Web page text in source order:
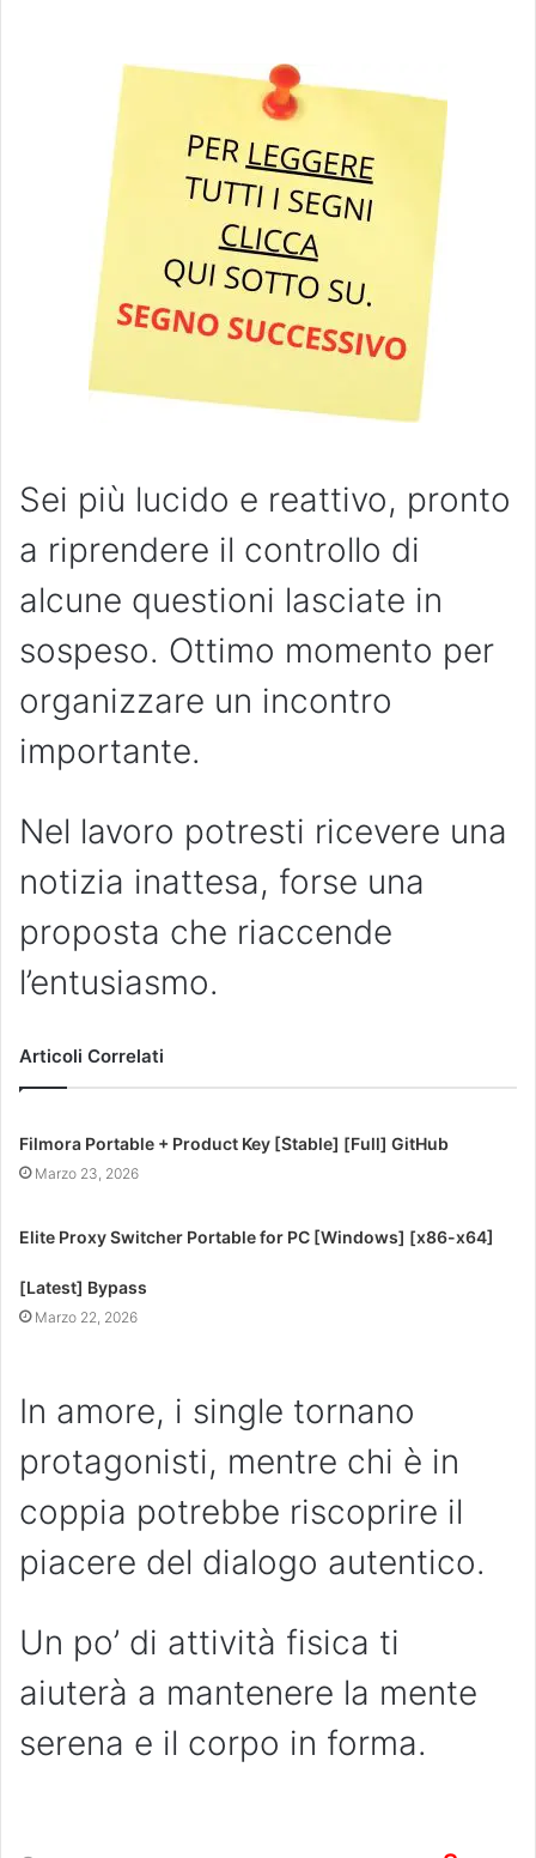
Sei più lucido e reattivo, pronto
a riprendere il controllo di
alcune questioni lasciate in
sospeso. Ottimo momento per
organizzare un incontro
importante.
Nel lavoro potresti ricevere una
notizia inattesa, forse una
proposta che riaccende
l’entusiasmo.
Articoli Correlati
Filmora Portable + Product Key [Stable] [Full] GitHub
Marzo 23, 2026
Elite Proxy Switcher Portable for PC [Windows] [x86-x64]
[Latest] Bypass
Marzo 22, 2026
In amore, i single tornano
protagonisti, mentre chi è in
coppia potrebbe riscoprire il
piacere del dialogo autentico.
Un po’ di attività fisica ti
aiuterà a mantenere la mente
serena e il corpo in forma.